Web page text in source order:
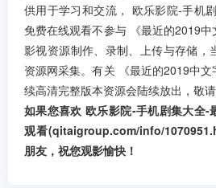
供用于学习和交流， 欧乐影院-手机
免费在线观看不参与 《最近的2019
影视资源制作、录制、上传与存储，
资源网采集。有关 《最近的2019中
续高清完整版本资源会陆续放出，敬请
如果您喜欢 欧乐影院-手机剧集大全-
观看(qitaigroup.com/info/
朋友，祝您观影愉快！